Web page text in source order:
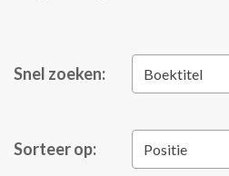
Snel zoeken: Boektitel
Sorteer op: Positie